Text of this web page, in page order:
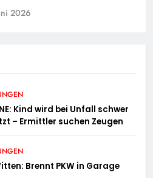
2026
Kind wird bei Unfall schwer
– Ermittler suchen Zeugen
Brennt PKW in Garage